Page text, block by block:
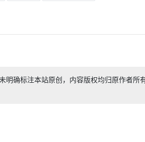
明确标注本站原创，内容版权均归原作者所